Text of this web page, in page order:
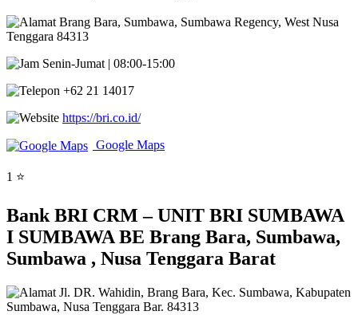
Brang Bara, Sumbawa, Sumbawa Regency, West Nusa
Tenggara 84313
Senin-Jumat | 08:00-15:00
+62 21 14017
https://bri.co.id/
Google Maps
1 ⭐
Bank BRI CRM – UNIT BRI SUMBAWA
I SUMBAWA BE Brang Bara, Sumbawa,
Sumbawa , Nusa Tenggara Barat
Jl. DR. Wahidin, Brang Bara, Kec. Sumbawa, Kabupaten
Sumbawa, Nusa Tenggara Bar. 84313